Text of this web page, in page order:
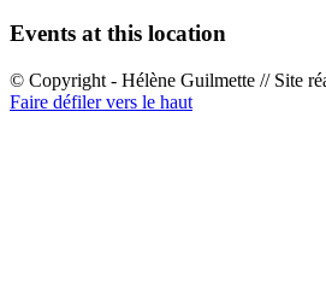
Events at this location
© Copyright - Hélène Guilmette // Site
Faire défiler vers le haut